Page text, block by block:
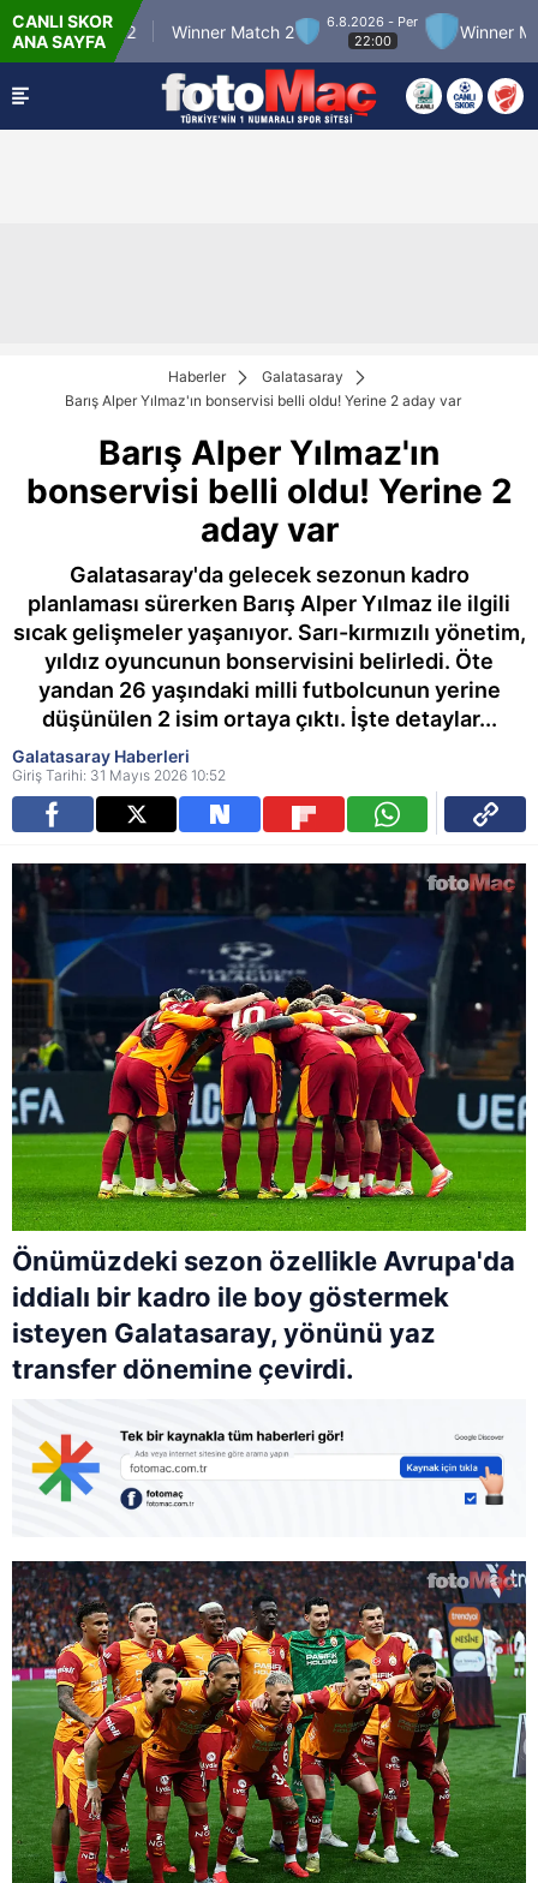
CANLI SKOR
ANA SAYFA
12 Winner Match 2
6.8.2026 - Per
22:00
Winner Match 3
Haberler
Galatasaray
Barış Alper Yılmaz'ın bonservisi belli oldu! Yerine 2 aday var
Barış Alper Yılmaz'ın
bonservisi belli oldu! Yerine 2
aday var
Galatasaray'da gelecek sezonun kadro
planlaması sürerken Barış Alper Yılmaz ile ilgili
sıcak gelişmeler yaşanıyor. Sarı-kırmızılı yönetim,
yıldız oyuncunun bonservisini belirledi. Öte
yandan 26 yaşındaki milli futbolcunun yerine
düşünülen 2 isim ortaya çıktı. İşte detaylar...
Galatasaray Haberleri
Giriş Tarihi: 31 Mayıs 2026 10:52
Önümüzdeki sezon özellikle Avrupa'da
iddialı bir kadro ile boy göstermek
isteyen Galatasaray, yönünü yaz
transfer dönemine çevirdi.